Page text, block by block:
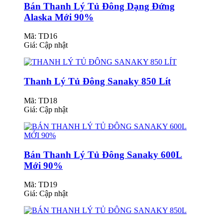
Bán Thanh Lý Tủ Đông Dạng Đứng
Alaska Mới 90%
Mã: TD16
Giá: Cập nhật
Thanh Lý Tủ Đông Sanaky 850 Lít
Mã: TD18
Giá: Cập nhật
Bán Thanh Lý Tủ Đông Sanaky 600L
Mới 90%
Mã: TD19
Giá: Cập nhật